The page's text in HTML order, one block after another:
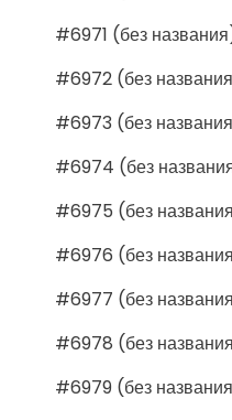
#6971 (без
#6972 (без
#6973 (без
#6974 (без
#6975 (без
#6976 (без
#6977 (без
#6978 (без
#6979 (без